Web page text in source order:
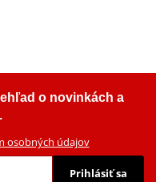
o novinkách a
osobných údajov
Prihlásiť sa